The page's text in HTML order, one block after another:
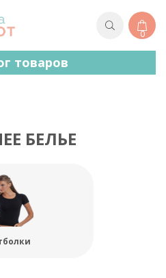
0
товаров
БЕЛЬЕ